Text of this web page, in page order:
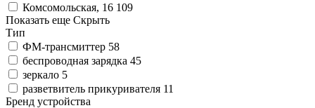
Комсомольская, 16 109
Показать еще Скрыть
Тип
ФМ-трансмиттер 58
беспроводная зарядка 45
зеркало 5
разветвитель прикуривателя 11
Бренд устройства